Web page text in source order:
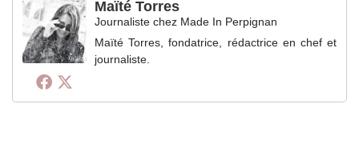
Maïté Torres
Journaliste chez Made In Perpignan
Maïté Torres, fondatrice, rédactrice en chef et
journaliste.